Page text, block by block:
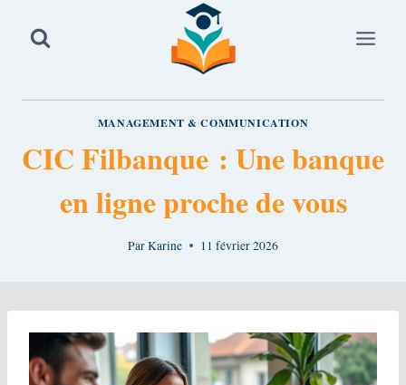
MANAGEMENT & COMMUNICATION
CIC Filbanque : Une banque
en ligne proche de vous
ParKarine 11 février 2026